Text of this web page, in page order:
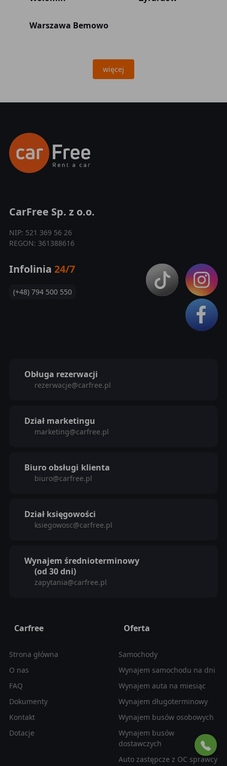
Warszawa Bemowo
więcej
CarFree Sp. z o.o.
NIP: 521 369 56 26
REGON: 361388616
Infolinia 24/7
(+48) 794 500 550
Obługa rezerwacji
rezerwacje@carfree.pl
Dział marketingu
marketing@carfree.pl
Biuro obsługi klienta
biuro@carfree.pl
Dział księgowości
ksiegowosc@carfree.pl
Wynajem średnioterminowy
(od 30 dni)
zapytania@carfree.pl
Carfree
Strona główna
O nas
FAQ
Dokumenty
Kontakt
Dotacje
Oferta
Samochody
Wynajem samochodu na dni
Wynajem auta na miesiąc
Wynajem długoterminowy
Wynajem busów osobowych
Wynajem busów
dostawczych
Auto zastępcze z OC sprawcy